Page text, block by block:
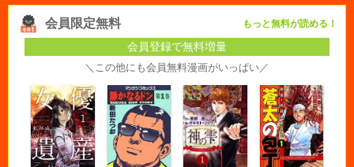
会員限定無料 もっと無料が読める！
会員登録で無料増量
＼この他にも会員無料漫画がいっぱい／